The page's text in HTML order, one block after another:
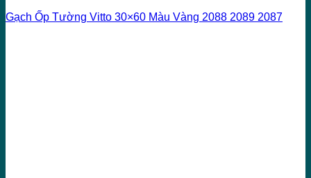
Gạch Ốp Tường Vitto 30×60 Màu Vàng 2088 2089 2087